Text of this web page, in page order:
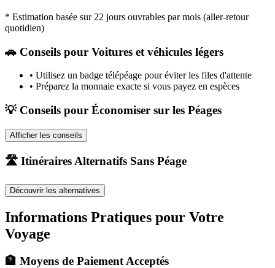
* Estimation basée sur 22 jours ouvrables par mois (aller-retour
quotidien)
🚗 Conseils pour Voitures et véhicules légers
• Utilisez un badge télépéage pour éviter les files d'attente
• Préparez la monnaie exacte si vous payez en espèces
💡 Conseils pour Économiser sur les Péages
Afficher les conseils
🛣️ Itinéraires Alternatifs Sans Péage
Découvrir les alternatives
Informations Pratiques pour Votre
Voyage
🏦 Moyens de Paiement Acceptés